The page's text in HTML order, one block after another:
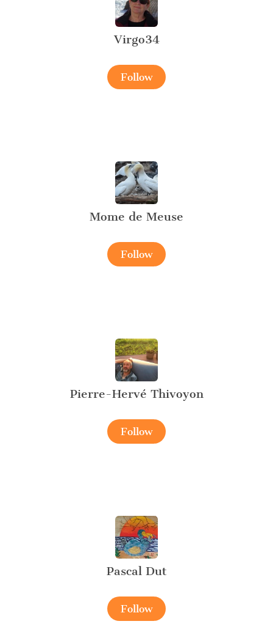
Virgo34
Follow
Mome de Meuse
Follow
Pierre-Hervé Thivoyon
Follow
Pascal Dut
Follow